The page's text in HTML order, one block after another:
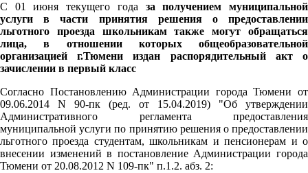
С 01 июня текущего года за получением муниципальной
услуги в части принятия решения о предоставлении
льготного проезда школьникам также могут обращаться
лица, в отношении которых общеобразовательной
организацией г.Тюмени издан распорядительный акт о
зачислении в первый класс
Согласно Постановлению Администрации города Тюмени от
09.06.2014 N 90-пк (ред. от 15.04.2019) "Об утверждении
Административного регламента предоставления
муниципальной услуги по принятию решения о предоставлении
льготного проезда студентам, школьникам и пенсионерам и о
внесении изменений в постановление Администрации города
Тюмени от 20.08.2012 N 109-пк" п.1.2. абз. 2: